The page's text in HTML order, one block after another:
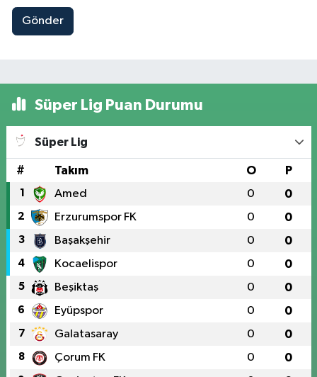
Gönder
Süper Lig Puan Durumu
Süper Lig
# Takım O P
1 Amed 0 0
2 Erzurumspor FK 0 0
3 Başakşehir 0 0
4 Kocaelispor 0 0
5 Beşiktaş 0 0
6 Eyüpspor 0 0
7 Galatasaray 0 0
8 Çorum FK 0 0